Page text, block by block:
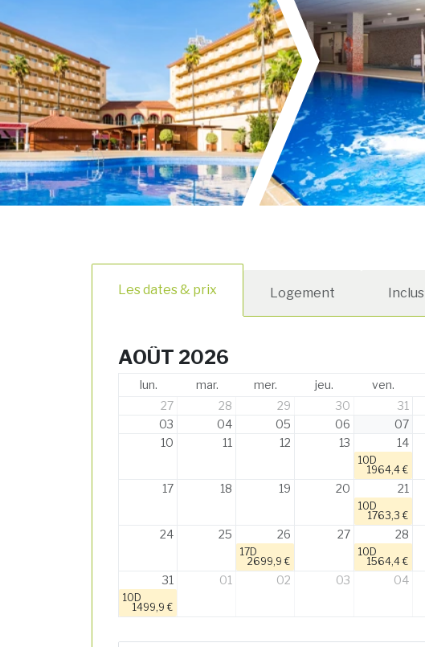
Les dates & prix Logement Inclus
AOÛT 2026
lun. mar. mer. jeu. ven.
27
28 29 30 31
03
04 05 06 07
10
11 12 13 14
10D
1964,4 €
17 18 19 20 21
10D
1763,3 €
24 25 26
17D
2699,9 €
27 28
10D
1564,4 €
31
10D
1499,9 €
01 02 03 04